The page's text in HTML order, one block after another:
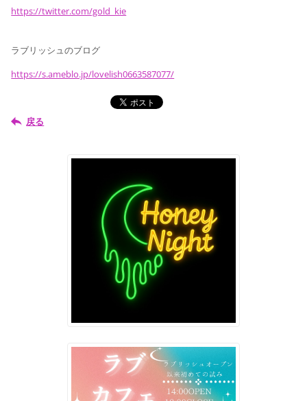
https://twitter.com/gold_kie
ラブリッシュのブログ
https://s.ameblo.jp/lovelish0663587077/
戻る